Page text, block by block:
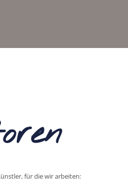
für die wir arbeiten: